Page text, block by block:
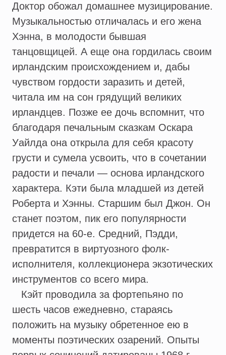
Доктор обожал домашнее музицирование.
Музыкальностью отличалась и его жена
Хэнна, в молодости бывшая
танцовщицей. А еще она гордилась своим
ирландским происхождением и, дабы
чувством гордости заразить и детей,
читала им на сон грядущий великих
ирландцев. Позже ее дочь вспомнит, что
благодаря печальным сказкам Оскара
Уайлда она открыла для себя красоту
грусти и сумела усвоить, что в сочетании
радости и печали — основа ирландского
характера. Кэти была младшей из детей
Роберта и Хэнны. Старшим был Джон. Он
станет поэтом, пик его популярности
придется на 60-е. Средний, Пэдди,
превратится в виртуозного фолк-
исполнителя, коллекционера экзотических
инструментов со всего мира.
Кэйт проводила за фортепьяно по
шесть часов ежедневно, стараясь
положить на музыку обретенное ею в
моменты поэтических озарений. Опыты